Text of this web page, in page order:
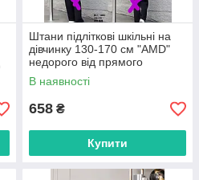
Штани підліткові шкільні на
дівчинку 130-170 см "AMD"
недорого від прямого
постачальника
В наявності
658 ₴
Купити